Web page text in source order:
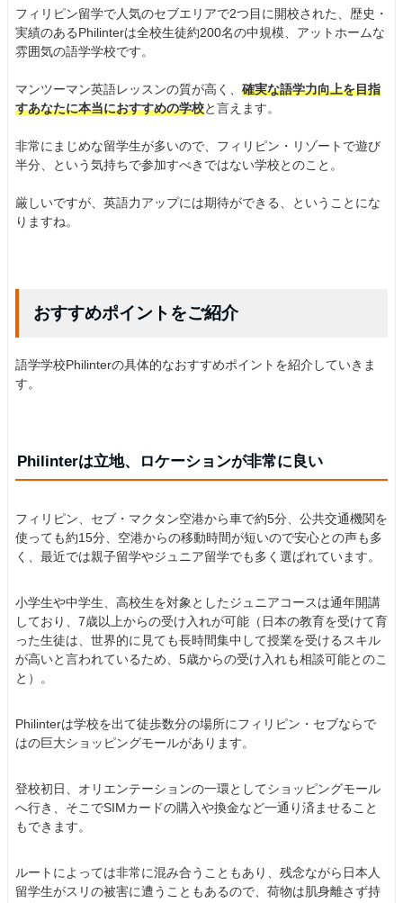
フィリピン留学で人気のセブエリアで2つ目に開校された、歴史・
実績のあるPhilinterは全校生徒約200名の中規模、アットホームな
雰囲気の語学学校です。
マンツーマン英語レッスンの質が高く、 確実な語学力向上を目指
すあなたに本当におすすめの学校と言えます。
非常にまじめな留学生が多いので、フィリピン・リゾートで遊び
半分、という気持ちで参加すべきではない学校とのこと。
厳しいですが、英語力アップには期待ができる、ということにな
りますね。
おすすめポイントをご紹介
語学学校Philinterの具体的なおすすめポイントを紹介していきま
す。
Philinterは立地、ロケーションが非常に良い
フィリピン、セブ・マクタン空港から車で約5分、公共交通機関を
使っても約15分、空港からの移動時間が短いので安心との声も多
く、最近では親子留学やジュニア留学でも多く選ばれています。
小学生や中学生、高校生を対象としたジュニアコースは通年開講
しており、7歳以上からの受け入れが可能（日本の教育を受けて育
った生徒は、世界的に見ても長時間集中して授業を受けるスキル
が高いと言われているため、5歳からの受け入れも相談可能とのこ
と）。
Philinterは学校を出て徒歩数分の場所にフィリピン・セブならで
はの巨大ショッピングモールがあります。
登校初日、オリエンテーションの一環としてショッピングモール
へ行き、そこでSIMカードの購入や換金など一通り済ませること
もできます。
ルートによっては非常に混み合うこともあり、残念ながら日本人
留学生がスリの被害に遭うこともあるので、荷物は肌身離さず持